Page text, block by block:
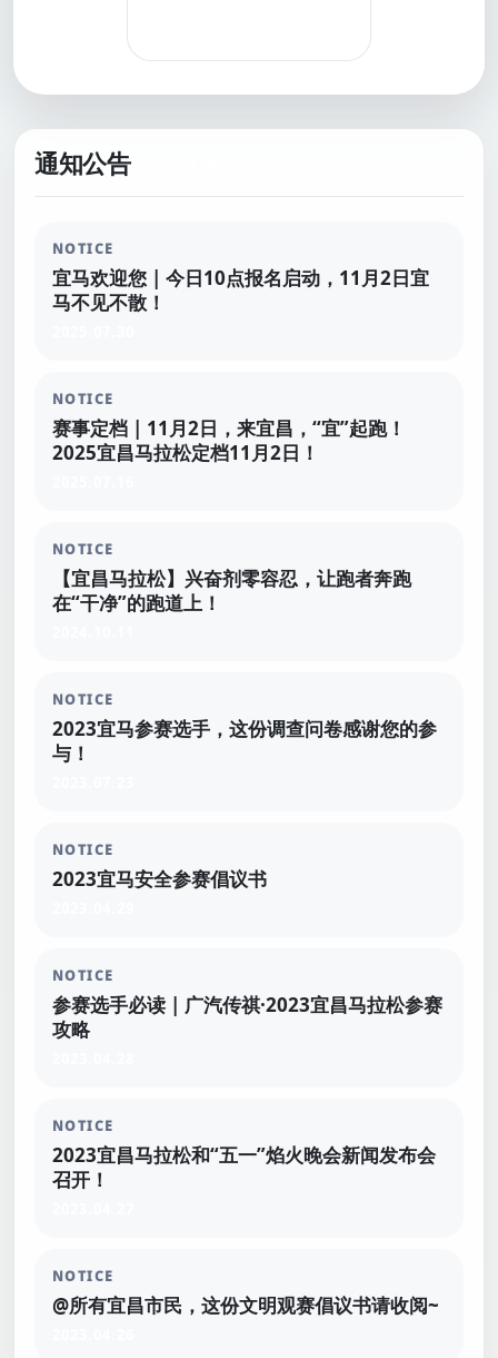
通知公告
NOTICE
宜马欢迎您 | 今日10点报名启动，11月2日宜
马不见不散！
NOTICE
赛事定档 | 11月2日，来宜昌，“宜”起跑！
2025宜昌马拉松定档11月2日！
NOTICE
【宜昌马拉松】兴奋剂零容忍，让跑者奔跑
在“干净”的跑道上！
NOTICE
2023宜马参赛选手，这份调查问卷感谢您的参
与！
NOTICE
2023宜马安全参赛倡议书
NOTICE
参赛选手必读 | 广汽传祺·2023宜昌马拉松参赛
攻略
NOTICE
2023宜昌马拉松和“五一”焰火晚会新闻发布会
召开！
NOTICE
@所有宜昌市民，这份文明观赛倡议书请收阅~